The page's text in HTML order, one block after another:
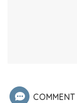
COMMENT